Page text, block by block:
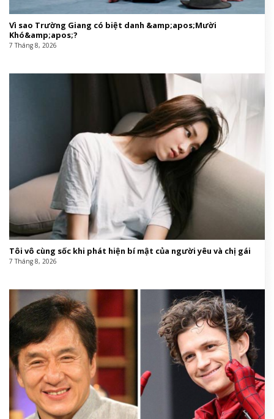
Vì sao Trường Giang có biệt danh &amp;apos;Mười
Khó&amp;apos;?
7 Tháng 8, 2026
Tôi vô cùng sốc khi phát hiện bí mật của người yêu và chị gái
7 Tháng 8, 2026